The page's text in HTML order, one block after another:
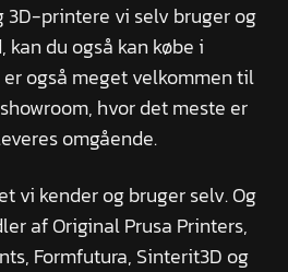
3D-printere vi selv bruger og
kan du også kan købe i
er også meget velkommen til
hvor det meste er
omgående.
vi kender og bruger selv. Og
af Original Prusa Printers,
Formfutura, Sinterit3D og